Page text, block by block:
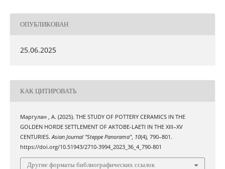
ОПУБЛИКОВАН
25.06.2025
КАК ЦИТИРОВАТЬ
Маргулан , А. (2025). THE STUDY OF POTTERY CERAMICS IN THE
GOLDEN HORDE SETTLEMENT OF AKTOBE-LAETI IN THE XIII–XV
CENTURIES.Asian Journal "Steppe Panorama", 10(4), 790–801.
https://doi.org/10.51943/2710-3994_2023_36_4_790-801
Другие форматы библиографических ссылок